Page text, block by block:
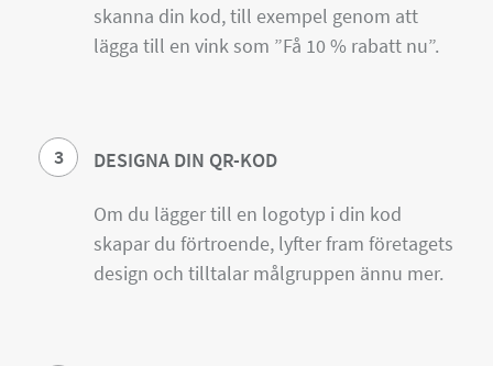
skanna din kod, till exempel genom att
lägga till en vink som ”Få 10 % rabatt nu”.
3 DESIGNA DIN QR-KOD
Om du lägger till en logotyp i din kod
skapar du förtroende, lyfter fram företagets
design och tilltalar målgruppen ännu mer.